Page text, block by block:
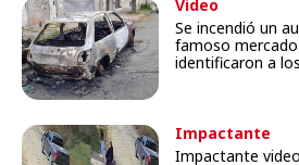
Video
Se incendió un
famoso
identificaron a
Impactante
Impactante